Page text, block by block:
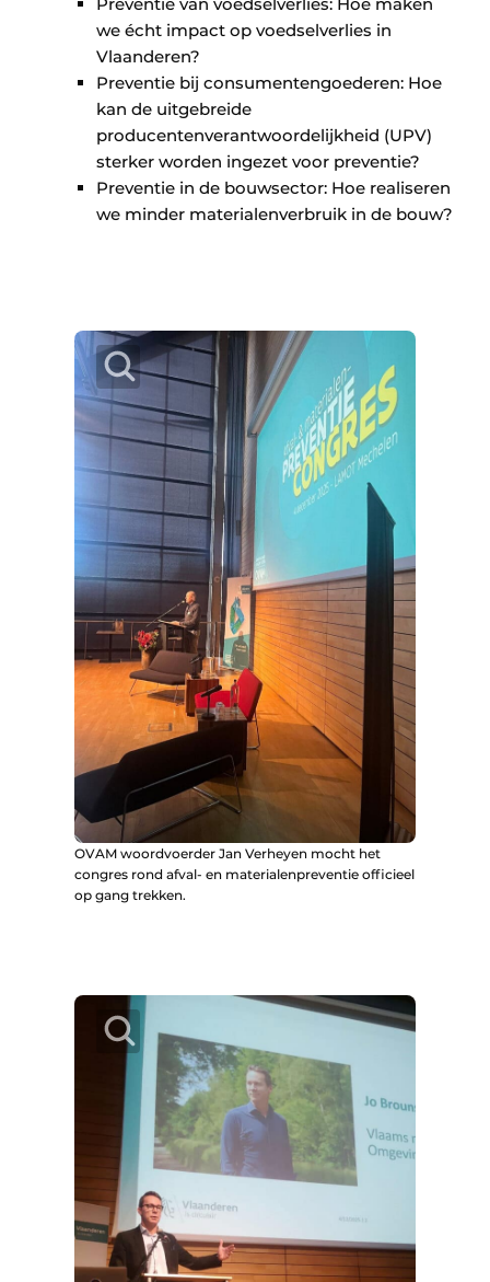
we écht impact op voedselverlies in
Vlaanderen?
Preventie bij consumentengoederen: Hoe
kan de uitgebreide
producentenverantwoordelijkheid (UPV)
sterker worden ingezet voor preventie?
Preventie in de bouwsector: Hoe realiseren
we minder materialenverbruik in de bouw?
OVAM woordvoerder Jan Verheyen mocht het
congres rond afval- en materialenpreventie officieel
op gang trekken.